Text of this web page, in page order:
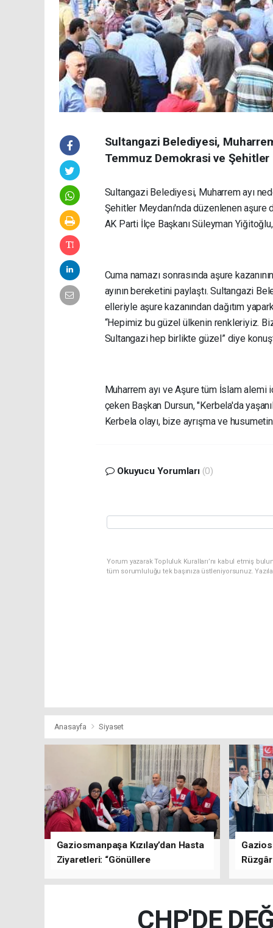
Sultangazi Belediyesi,
Temmuz Demokrasi ve Şehitler
Sultangazi Belediyesi, Muharrem ayı
Şehitler Meydanı'nda düzenlenen aşure
AK Parti İlçe Başkanı Süleyman
Cuma namazı sonrasında aşure
ayının bereketini paylaştı. Sultangazi
elleriyle aşure kazanından dağıtım
“Hepimiz bu güzel ülkenin renkleriyiz.
Sultangazi hep birlikte güzel” diye
Muharrem ayı ve Aşure tüm İslam
çeken Başkan Dursun, "Kerbela'da
Kerbela olayı, bize ayrışma ve
Okuyucu Yorumları (0)
Yorum yazarak Topluluk Kuralları’nı kabul etmiş
tüm sorumluluğu tek başınıza üstleniyorsunuz.
Anasayfa Siyaset
Gaziosmanpaşa Kızılay’dan Hasta
Ziyaretleri: “Gönüllere
CHP'DE